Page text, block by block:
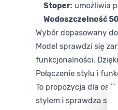
Stoper: umożliwia
Wodoszczelność
Wybór dopasowany
Model sprawdzi się
funkcjonalności.
Połączenie stylu i
To propozycja dla
stylem i sprawdza się